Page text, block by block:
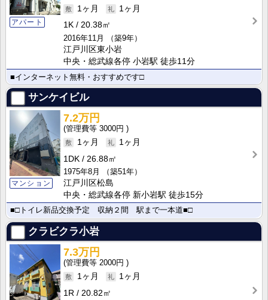
アパート
1ヶ月
1ヶ月
1K
20.38㎡
2016年11月
（築9年）
江戸川区東小岩
中央・総武線各停 小岩駅 徒歩11分
■インターネット無料・おすすめです□
サンケイビル
マンション
7.2万円
3000円
1ヶ月
1ヶ月
1DK
26.88㎡
1975年8月
（築51年）
江戸川区松島
中央・総武線各停 新小岩駅 徒歩15分
■□トイレ新品交換予定 収納２間 駅まで一本道■□
クラビクラ小岩
7.3万円
2000円
1ヶ月
1ヶ月
1R
20.82㎡